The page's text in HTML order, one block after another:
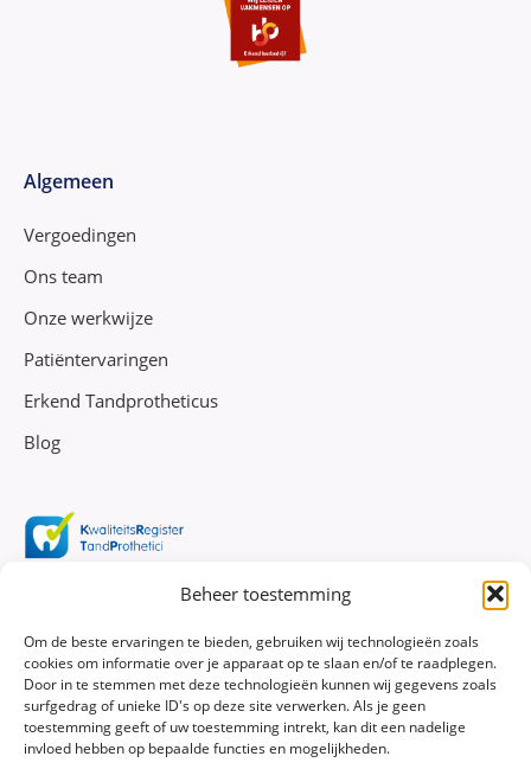
Beheer toestemming
Om de beste ervaringen te bieden, gebruiken wij technologieën zoals
cookies om informatie over je apparaat op te slaan en/of te raadplegen.
Door in te stemmen met deze technologieën kunnen wij gegevens zoals
surfgedrag of unieke ID's op deze site verwerken. Als je geen
toestemming geeft of uw toestemming intrekt, kan dit een nadelige
invloed hebben op bepaalde functies en mogelijkheden.
Algemeen
Vergoedingen
Ons team
Onze werkwijze
Patiëntervaringen
Erkend Tandprotheticus
Blog